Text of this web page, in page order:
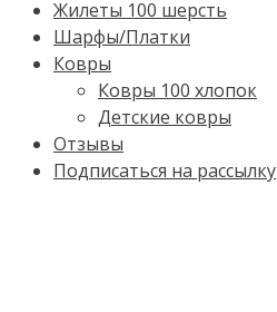
Жилеты 100 шерсть
Шарфы/Платки
Ковры
Ковры 100 хлопок
Детские ковры
Отзывы
Подписаться на рассылку